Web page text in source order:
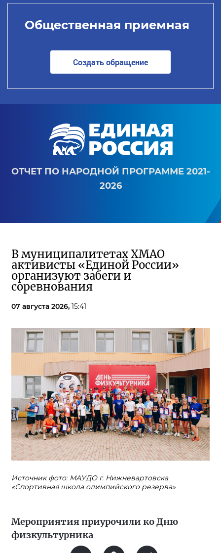
Общественная приемная
Создать обращение
ОТЧЕТ ПО НАРОДНОЙ ПРОГРАММЕ 2021-
2026
В муниципалитетах ХМАО
активисты «Единой России»
организуют забеги и
соревнования
07 августа 2026, 15:41
Источник фото: МАУДО г. Нижневартовска
«Спортивная школа олимпийского резерва»
Мероприятия приурочили ко Дню
физкультурника